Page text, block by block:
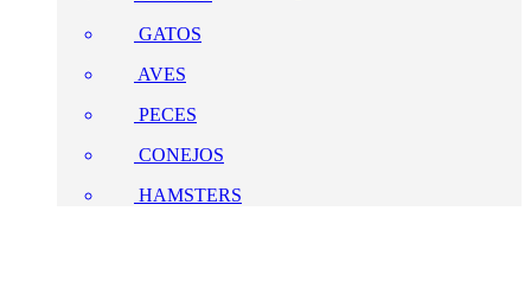
GATOS
AVES
PECES
CONEJOS
HAMSTERS